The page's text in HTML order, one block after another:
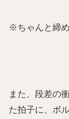
※ちゃんと締
また、段差の
た拍子に、ボ